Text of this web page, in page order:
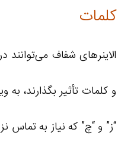
کلمات
الاینرهای شفاف می‌توانند
و کلمات تأثیر بگذارند،
“ز” و “چ” که نیاز به تماس